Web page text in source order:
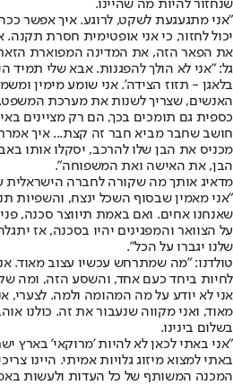
שנחזור להיות מה שהיינו.
"אני מתגעגעת לשקט, לרוגע. איך אפשר
יכול לחזור, כי אני אופטימית חסרת תקנה.
את הפאר הזה, את המדינה המפוארת
גל: "אני לא הולך להפגנות. אבא שלי תמיד
בלאגן - תזוז הצידה'. אני שומע מימין
האנשים, שצריך לשנות את מערכת המשפט.
כספית גם תומכים בכך, הם רק מציינים
חושב שחבר מביא חבר זה קצת... איך
מכניס את הבן שלו להרכב, יסקלו אותו
הבן, את האישה ואת המשפוחה".
מדאיג אותך מה שקורה לחברה הישראלית
"אני מאמין שבסוף השכל ינצח, והשפיות
שאנחנו אחים. ואם באמת תיווצר סכנה,
על הצוואר והמפגינים יהיו בסכנה, אז
שלנו יגברו על הכל".
טולדנו: "מה שמתרחש עכשיו עצוב מאוד.
לחיות ביחד כעם אחד, והשסע הזה, ומה
אני לא יודע על מה המהומה ולמה. לצערי,
מאוד, ואני מקווה שנעבור את זה. כולנו
בשלום בינינו.
"אני באתי לכאן לא להיות 'מרוקאי' בארץ
באתי למצוא מיזוג גלויות אמיתי. היינו
המכנה המשותף של כל העדות ולעשות